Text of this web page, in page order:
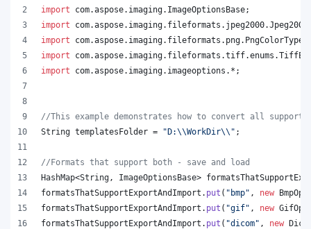
import
com.aspose. imaging. ImageOptionsBase;
import
com.aspose. imaging. fileformats . jpeg2000.
import
com.aspose. imaging. fileformats . png. PngColorType
import
com.aspose. imaging. fileformats .tiff.enums .
import
com.aspose. imaging. imageoptions .*;
//This example demonstrates how to convert all
String templatesFolder = "D:\\WorkDir\\ " ;
//Formats that support both - save and load
HashMap<String , ImageOptionsBase>
formatsThatSupportExportAndImport . put ( "bmp" , new
formatsThatSupportExportAndImport . put ( "gif" , new
formatsThatSupportExportAndImport . put ( "dicom" , new